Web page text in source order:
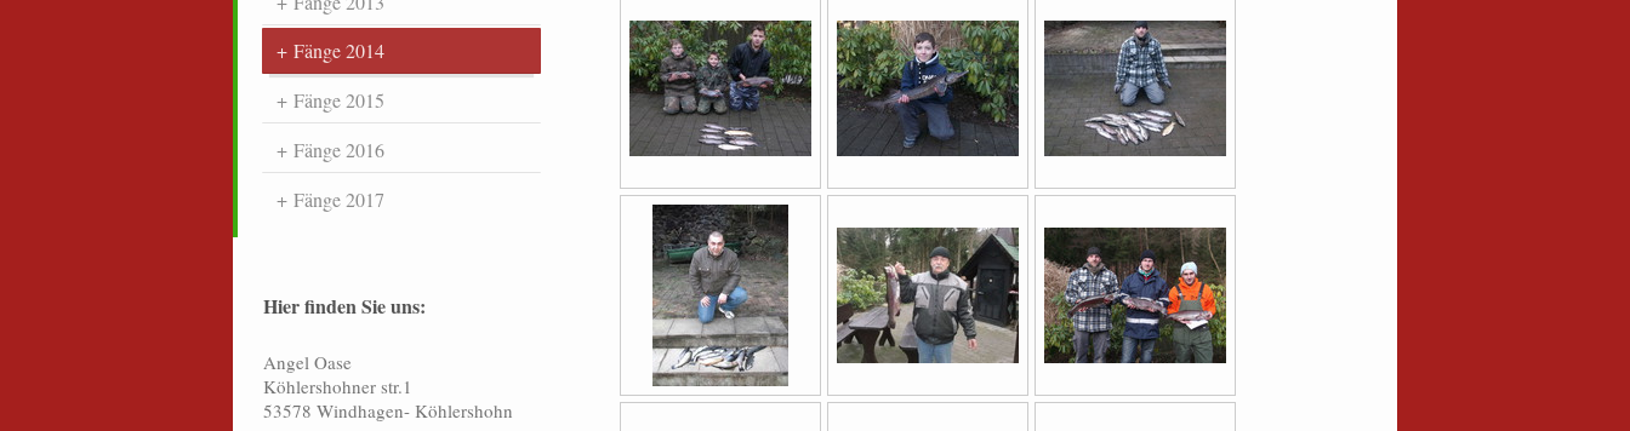
Fänge 2014
Fänge 2015
Fänge 2016
Fänge 2017
Hier finden Sie uns:
Angel Oase
Köhlershohner str.1
53578 Windhagen- Köhlershohn